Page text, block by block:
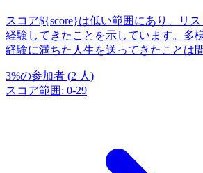
スコア${score}は低い範囲にあり、リ
経験してきたことを示しています。多
経験に満ちた人生を送ってきたことは
3%の参加者 (2 人 )
スコア範囲 : 0-29